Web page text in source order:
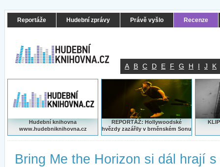
Reportáže Hudební zprávy Právě vyšlo Recenze
A B C D E F G H I J K
Hudební knihovna
www.hudebniknihovna.cz
REPORTÁŽ: Hollywoodské
hvězdy zazářily v brněnském Sonu
Bring Me the Horizon si dál hrají